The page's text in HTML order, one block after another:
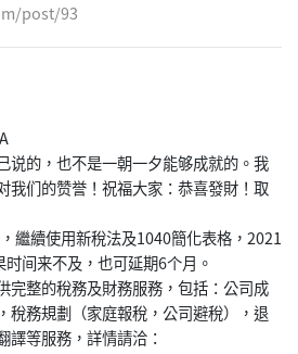
post/93
说的，也不是一朝一夕能够成就的。我
我们的赞誉！祝福大家：恭喜發財！取
繼續使用新稅法及1040簡化表格，2021
间来不及，也可延期6个月。
完整的稅務及財務服務，包括：公司成
稅務規劃（家庭報稅，公司避稅），退
譯等服務，詳情請洽：